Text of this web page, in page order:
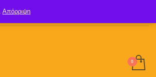
LOGIN
Απόρριψη